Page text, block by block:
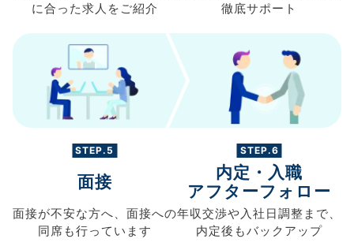
に合った求人を ご紹介
徹底サポート
STEP.5
面接
面接が不安な方へ、 面接への
同席も行っています
STEP.6
内定・入職
アフターフォロー
年収交渉や入社日調整まで、
内定後もバックアップ